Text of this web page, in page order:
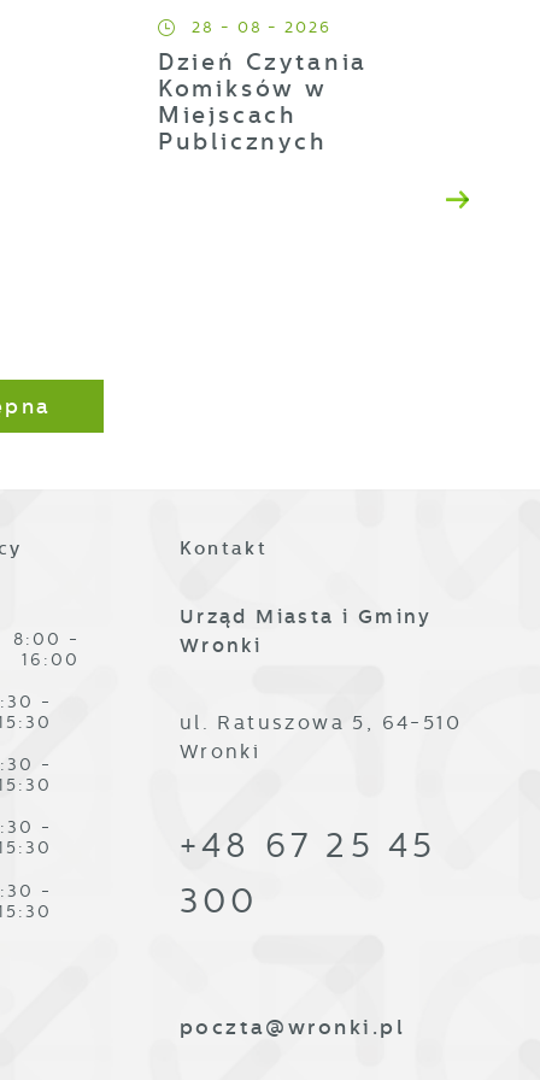
28 - 08 - 2026
Dzień Czytania
Komiksów w
Miejscach
Publicznych
8:00 -
16:00
-
-
-
-
Kontakt
Urząd Miasta i Gminy
Wronki
ul. Ratuszowa 5, 64-510
Wronki
+48 67 25 45
300
poczta@wronki.pl